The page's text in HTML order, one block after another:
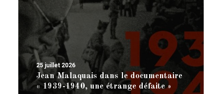
25 juillet 2026
Jean Malaquais dans le documentaire
« 1939-1940, une étrange défaite »